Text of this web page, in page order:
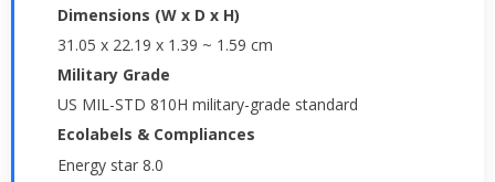
Dimensions (W x D x H)
31.05 x 22.19 x 1.39 ~ 1.59 cm
Military Grade
US MIL-STD 810H military-grade standard
Ecolabels & Compliances
Energy star 8.0